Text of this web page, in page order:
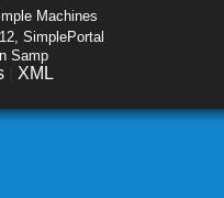
Machines
SimplePortal
Samp
XML